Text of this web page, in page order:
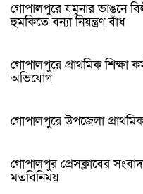
গোপালপুরে যমুনার ভাঙনে
হুমকিতে বন্যা নিয়ন্ত্রণ বাঁধ
গোপালপুরে প্রাথমিক শিক্ষা
অভিযোগ
গোপালপুরে উপজেলা
গোপালপুর প্রেসক্লাবের
মতবিনিময়